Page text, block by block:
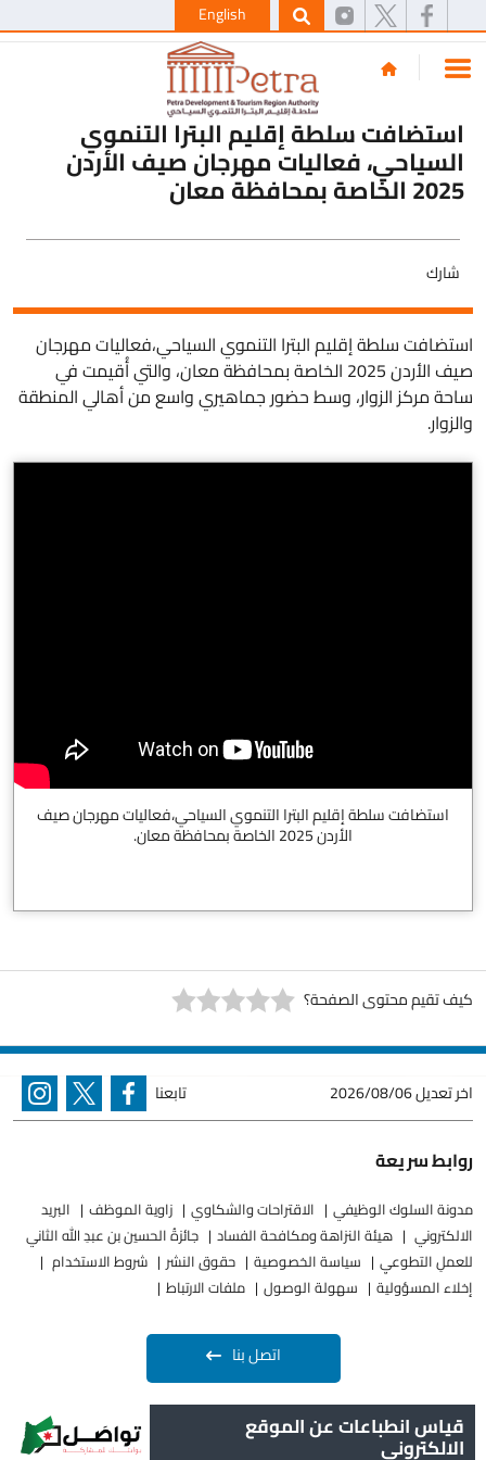
قياس انطباعات عن الموقع
الالكتروني
English
استضافت سلطة إقليم البترا التنموي
السياحي، فعاليات مهرجان صيف الأردن
2025 الخاصة بمحافظة معان
شارك
استضافت سلطة إقليم البترا التنموي السياحي،فعاليات مهرجان
صيف الأردن 2025 الخاصة بمحافظة معان، والتي أُقيمت في
ساحة مركز الزوار، وسط حضور جماهيري واسع من أهالي المنطقة
والزوار.
استضافت سلطة إقليم البترا التنموي السياحي،فعاليات مهرجان صيف
الأردن 2025 الخاصة بمحافظة معان.
كيف تقيم محتوى الصفحة؟
اخر تعديل2026/08/06 تابعنا
روابط سريعة
مدونة السلوك الوظيفي الاقتراحات والشكاوي زاوية الموظف
البريد
الالكتروني
هيئة النزاهة ومكافحة الفساد
جائزةُ الحسين بن عبدِ الله الثاني
للعملِ التطوعيِ
سياسة الخصوصية حقوق النشر
شروط الاستخدام
إخلاء المسؤولية
سهولة الوصول ملفات الارتباط
اتصل بنا